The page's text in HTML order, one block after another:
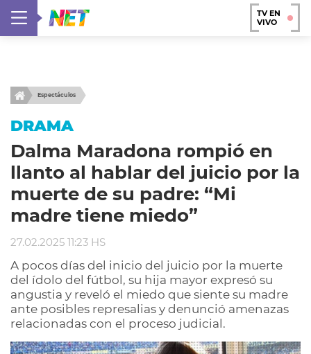
TV EN
VIVO
Espectáculos
DRAMA
Dalma Maradona rompió en
llanto al hablar del juicio por la
muerte de su padre: “Mi
madre tiene miedo”
27.02.2025 11:23 HS
A pocos días del inicio del juicio por la muerte
del ídolo del fútbol, su hija mayor expresó su
angustia y reveló el miedo que siente su madre
ante posibles represalias y denunció amenazas
relacionadas con el proceso judicial.